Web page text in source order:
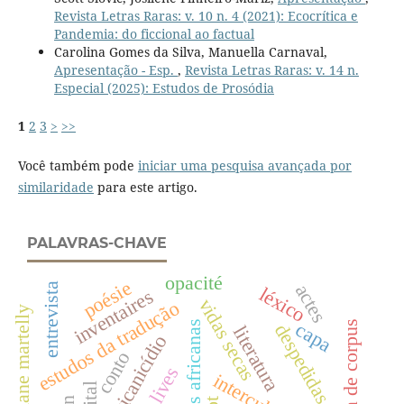
Revista Letras Raras: v. 10 n. 4 (2021): Ecocrítica e
Pandemia: do ficcional ao factual
Carolina Gomes da Silva, Manuella Carnaval,
Apresentação - Esp. , Revista Letras Raras: v. 14 n.
Especial (2025): Estudos de Prosódia
1 2 3 > >>
Você também pode iniciar uma pesquisa avançada por
similaridade para este artigo.
PALAVRAS-CHAVE
africanicídio vidas secas
estudos da tradução despedidas
entrevista
stéphane martelly inventaires
poésie opacité
léxico
literatura capa
conto
actes